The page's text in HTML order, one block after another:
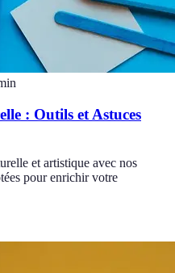
: Outils et Astuces
et artistique avec nos
pour enrichir votre